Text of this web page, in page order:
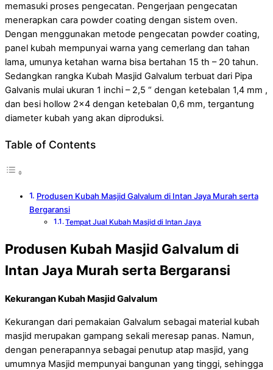
memasuki proses pengecatan. Pengerjaan pengecatan
menerapkan cara powder coating dengan sistem oven.
Dengan menggunakan metode pengecatan powder coating,
panel kubah mempunyai warna yang cemerlang dan tahan
lama, umunya ketahan warna bisa bertahan 15 th – 20 tahun.
Sedangkan rangka Kubah Masjid Galvalum terbuat dari Pipa
Galvanis mulai ukuran 1 inchi – 2,5 “ dengan ketebalan 1,4 mm ,
dan besi hollow 2×4 dengan ketebalan 0,6 mm, tergantung
diameter kubah yang akan diproduksi.
Table of Contents
Produsen Kubah Masjid Galvalum di Intan Jaya Murah serta
Bergaransi
Tempat Jual Kubah Masjid di Intan Jaya
Produsen Kubah Masjid Galvalum di
Intan Jaya Murah serta Bergaransi
Kekurangan Kubah Masjid Galvalum
Kekurangan dari pemakaian Galvalum sebagai material kubah
masjid merupakan gampang sekali meresap panas. Namun,
dengan penerapannya sebagai penutup atap masjid, yang
umumnya Masjid mempunyai bangunan yang tinggi, sehingga